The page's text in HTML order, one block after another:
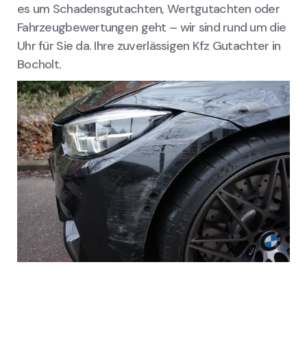
es um Schadensgutachten, Wertgutachten oder
Fahrzeugbewertungen geht – wir sind rund um die
Uhr für Sie da. Ihre zuverlässigen Kfz Gutachter in
Bocholt.